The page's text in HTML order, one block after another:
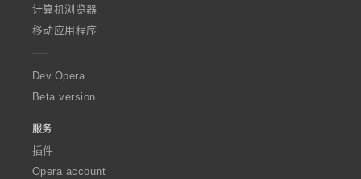
O
p
e
a
计算机浏览器
移动应用程序
Dev.Opera
Beta version
服务
插件
Opera account